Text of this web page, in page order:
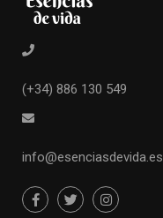
(+34) 886 130 549
info@esenciasdevida.es